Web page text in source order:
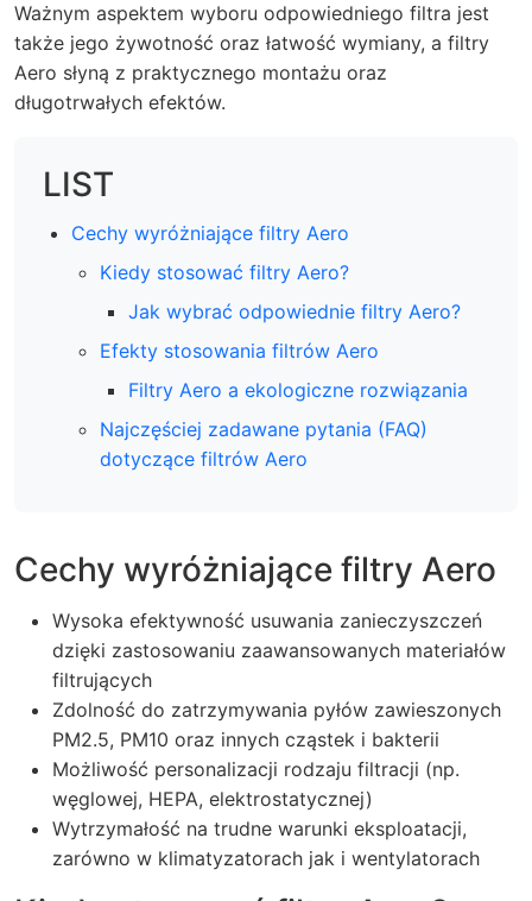
Ważnym aspektem wyboru odpowiedniego filtra jest
także jego żywotność oraz łatwość wymiany, a filtry
Aero słyną z praktycznego montażu oraz
długotrwałych efektów.
LIST
Cechy wyróżniające filtry Aero
Kiedy stosować filtry Aero?
Jak wybrać odpowiednie filtry Aero?
Efekty stosowania filtrów Aero
Filtry Aero a ekologiczne rozwiązania
Najczęściej zadawane pytania (FAQ)
dotyczące filtrów Aero
Cechy wyróżniające filtry Aero
Wysoka efektywność usuwania zanieczyszczeń
dzięki zastosowaniu zaawansowanych materiałów
filtrujących
Zdolność do zatrzymywania pyłów zawieszonych
PM2.5, PM10 oraz innych cząstek i bakterii
Możliwość personalizacji rodzaju filtracji (np.
węglowej, HEPA, elektrostatycznej)
Wytrzymałość na trudne warunki eksploatacji,
zarówno w klimatyzatorach jak i wentylatorach